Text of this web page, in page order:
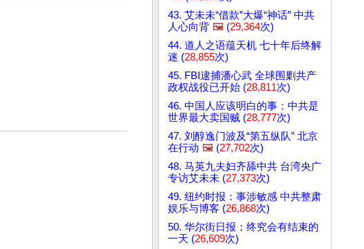
43. 艾未未“借款”大爆“神话” 中共
人心向背 🖼️ (29,364次)
44. 道人之语蕴天机 七十年后终解
迷 (28,855次)
45. FBI逮捕潘心武 全球围剿共产
政权战役已开始 (28,811次)
46. 中国人应该明白的事：中共是
世界最大卖国贼 (28,777次)
47. 刘醇逸门波及“第五纵队” 北京
在行动 🖼️ (27,702次)
48. 马英九夫妇齐舔中共 台湾央广
专访艾未未 (27,373次)
49. 纽约时报：事涉敏感 中共整肃
娱乐与博客 (26,868次)
50. 华尔街日报；终究会有结束的
一天 (26,609次)